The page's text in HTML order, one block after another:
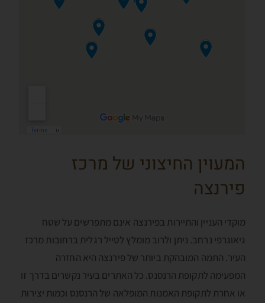
המעוין החיצוני של מרכז
פירנצה
מוקדי העניין והתיירות בפירנצה אינם מתפרשים על שטח
גיאוגרפי נרחב. ניתן ולרוב מומלץ לטייל רגלית ברחובות מרכז
העיר. התמה המובהקת ביותר של פירנצה היא החזרה
המפעימה לתקופת הרנסנס. כל האתרים בעיר נקשרים בדרך זו
או אחרת לתקופת האמנות המופלאה של הרנסנס וכמות יצירות